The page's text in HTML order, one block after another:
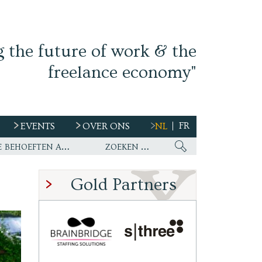
the future of work & the
freelance economy"
EVENTS OVER ONS NL FR
Ework nu wereldwijde partner van WirelessCar’s talentstrategie en toekomstige behoeften aan personeel
Gold Partners